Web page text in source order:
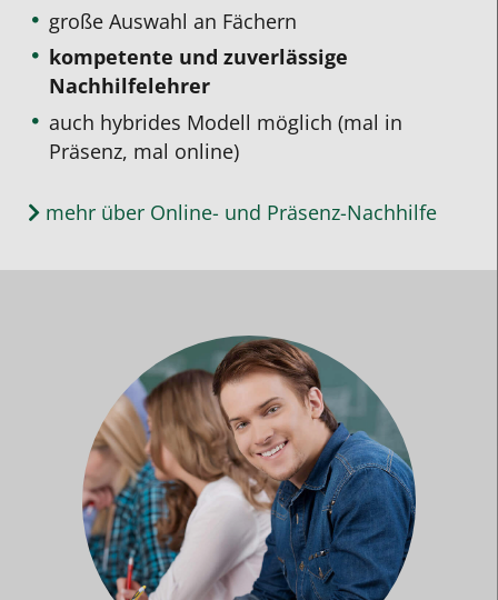
große Auswahl an Fächern
kompetente und zuverlässige
Nachhilfelehrer
auch hybrides Modell möglich (mal in
Präsenz, mal online)
mehr über Online- und Präsenz-Nachhilfe